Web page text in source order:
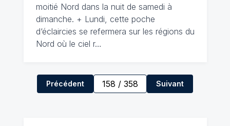
moitié Nord dans la nuit de samedi à
dimanche. + Lundi, cette poche
d‘éclaircies se refermera sur les régions du
Nord où le ciel r…
Précédent 158 / 358 Suivant